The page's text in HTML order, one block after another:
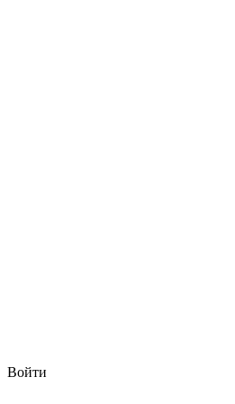
Войти